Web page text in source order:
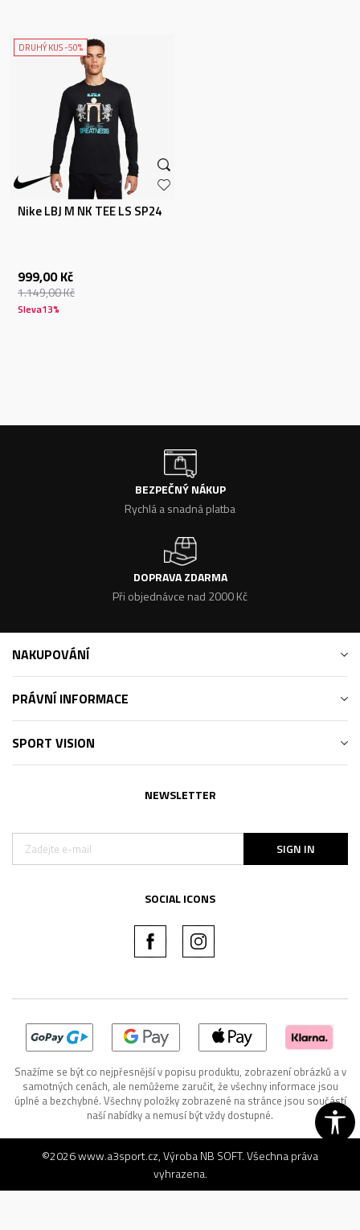
DRUHÝ KUS -50%
Nike LBJ M NK TEE LS SP24
999,00 Kč
1.149,00Kč
Sleva13%
BEZPEČNÝ NÁKUP
Rychlá a snadná platba
DOPRAVA ZDARMA
Při objednávce nad 2000 Kč
NAKUPOVÁNÍ
PRÁVNÍ INFORMACE
SPORT VISION
NEWSLETTER
SIGN IN
SOCIAL ICONS
Snažíme se být co nejpřesnější v popisu produktu, zobrazení obrázků a v
samotných cenách, ale nemůžeme zaručit, že všechny informace jsou
úplné a bezchybné. Všechny položky zobrazené na stránce jsou součástí
naší nabídky a nemusí být vždy dostupné.
©2026www.a3sport.cz, VýrobaNB SOFT. Všechna práva
vyhrazena.